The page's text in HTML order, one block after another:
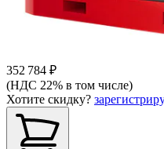
352 784 ₽
(НДС 22% в том числе)
Хотите скидку?